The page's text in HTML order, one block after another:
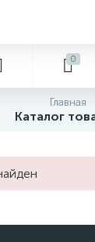
0
Главная
Каталог